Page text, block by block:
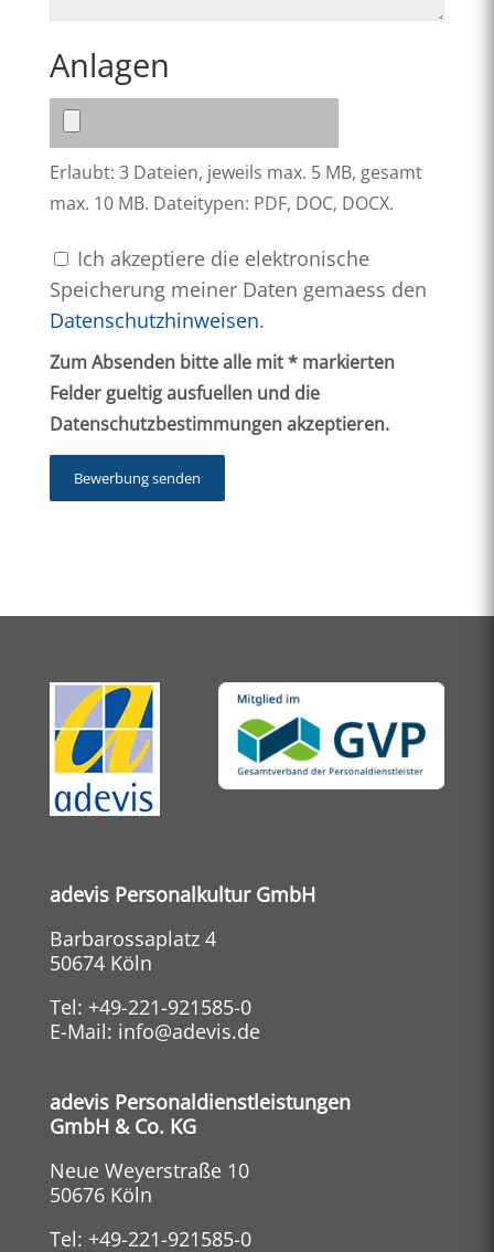
Anlagen
Erlaubt: 3 Dateien, jeweils max. 5 MB, gesamt
max. 10 MB. Dateitypen: PDF, DOC, DOCX.
Ich akzeptiere die elektronische
Speicherung meiner Daten gemaess den
Datenschutzhinweisen.
Zum Absenden bitte alle mit * markierten
Felder gueltig ausfuellen und die
Datenschutzbestimmungen akzeptieren.
Bewerbung senden
adevis Personalkultur GmbH
Barbarossaplatz 4
50674 Köln
Tel: +49-221-921585-0
E-Mail: info@adevis.de
adevis Personaldienstleistungen
GmbH & Co. KG
Neue Weyerstraße 10
50676 Köln
Tel: +49-221-921585-0